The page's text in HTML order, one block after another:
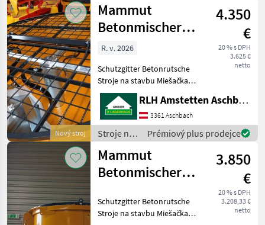
Kategorie 4 Země Filtry
AKTUÁLNÍ
CESTA
stavebná
technika
Stroje
Na
Stavbu
Miesacka
VYBRAT
KATEGORII
Mammut
Obnovit
Zobrazit
29
výsledků
Nový stroj
Mammut
Betonmischer
Turbo Mix TM
150
4.350
€
20 % s DPH
3.625 €
netto
R. v. 2026
Schutzgitter Betonrutsche
Stroje na stavbu Miešačka
betónu
RLH Amstetten Aschbach
3361 Aschbach
Stroje na
stavbu /
Mammut
Prémiový plus prodejce
Mammut
Betonmischer
125
3.850
€
20 % s DPH
3.208,33 €
netto
Schutzgitter Betonrutsche
Stroje na stavbu Miešačka